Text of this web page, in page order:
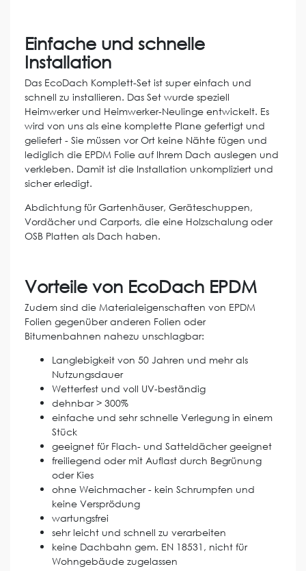
Einfache und schnelle
Installation
Das EcoDach Komplett-Set ist super einfach und
schnell zu installieren. Das Set wurde speziell
Heimwerker und Heimwerker-Neulinge entwickelt. Es
wird von uns als eine komplette Plane gefertigt und
geliefert - Sie müssen vor Ort keine Nähte fügen und
lediglich die EPDM Folie auf Ihrem Dach auslegen und
verkleben. Damit ist die Installation unkompliziert und
sicher erledigt.
Abdichtung für Gartenhäuser, Geräteschuppen,
Vordächer und Carports, die eine Holzschalung oder
OSB Platten als Dach haben.
Vorteile von EcoDach EPDM
Zudem sind die Materialeigenschaften von EPDM
Folien gegenüber anderen Folien oder
Bitumenbahnen nahezu unschlagbar:
Langlebigkeit von 50 Jahren und mehr als
Nutzungsdauer
Wetterfest und voll UV-beständig
dehnbar > 300%
einfache und sehr schnelle Verlegung in einem
Stück
geeignet für Flach- und Satteldächer geeignet
freiliegend oder mit Auflast durch Begrünung
oder Kies
ohne Weichmacher - kein Schrumpfen und
keine Versprödung
wartungsfrei
sehr leicht und schnell zu verarbeiten
keine Dachbahn gem. EN 18531, nicht für
Wohngebäude zugelassen